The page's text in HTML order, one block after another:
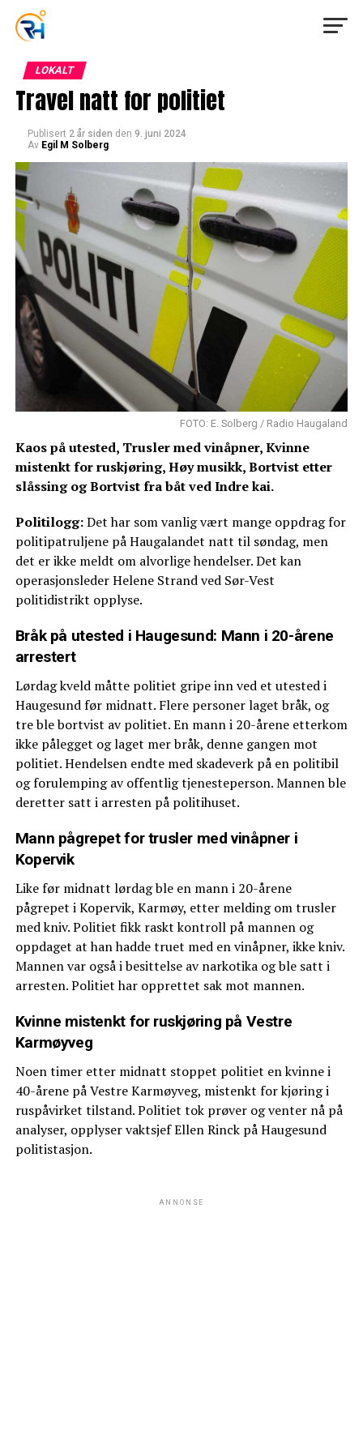
LOKALT
Travel natt for politiet
Publisert 2 år siden den 9. juni 2024
Av Egil M Solberg
FOTO: E. Solberg / Radio Haugaland
Kaos på utested, Trusler med vinåpner, Kvinne
mistenkt for ruskjøring, Høy musikk, Bortvist etter
slåssing og Bortvist fra båt ved Indre kai.
Politilogg:Det har som vanlig vært mange oppdrag for
politipatruljene på Haugalandet natt til søndag, men
det er ikke meldt om alvorlige hendelser. Det kan
operasjonsleder Helene Strand ved Sør-Vest
politidistrikt opplyse.
Bråk på utested i Haugesund: Mann i 20-årene
arrestert
Lørdag kveld måtte politiet gripe inn ved et utested i
Haugesund før midnatt. Flere personer laget bråk, og
tre ble bortvist av politiet. En mann i 20-årene etterkom
ikke pålegget og laget mer bråk, denne gangen mot
politiet. Hendelsen endte med skadeverk på en politibil
og forulemping av offentlig tjenesteperson. Mannen ble
deretter satt i arresten på politihuset.
Mann pågrepet for trusler med vinåpner i
Kopervik
Like før midnatt lørdag ble en mann i 20-årene
pågrepet i Kopervik, Karmøy, etter melding om trusler
med kniv. Politiet fikk raskt kontroll på mannen og
oppdaget at han hadde truet med en vinåpner, ikke kniv.
Mannen var også i besittelse av narkotika og ble satt i
arresten. Politiet har opprettet sak mot mannen.
Kvinne mistenkt for ruskjøring på Vestre
Karmøyveg
Noen timer etter midnatt stoppet politiet en kvinne i
40-årene på Vestre Karmøyveg, mistenkt for kjøring i
ruspåvirket tilstand. Politiet tok prøver og venter nå på
analyser, opplyser vaktsjef Ellen Rinck på Haugesund
politistasjon.
ANNONSE